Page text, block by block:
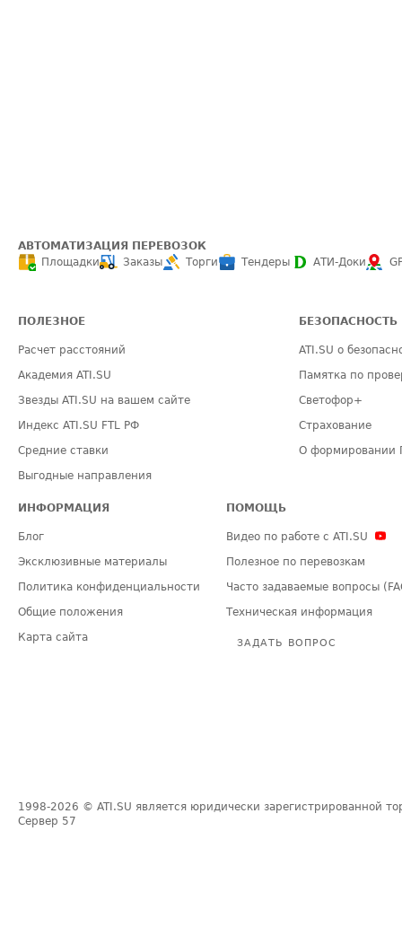
АВТОМАТИЗАЦИЯ ПЕРЕВОЗОК
Площадки
Заказы Торги Тендеры АТИ-Доки
ПОЛЕЗНОЕ
Расчет расстояний
Академия ATI.SU
Звезды ATI.SU на вашем сайте
Индекс ATI.SU FTL РФ
Средние ставки
Выгодные направления
БЕЗОПАСНОСТЬ
ATI.SU о
Памятка по
Светофор+
Страхование
О формировании
ИНФОРМАЦИЯ
Блог
Эксклюзивные материалы
Политика конфиденциальности
Общие положения
Карта сайта
ПОМОЩЬ
Видео по работе с ATI.SU
Полезное по перевозкам
Часто задаваемые вопросы
Техническая информация
ЗАДАТЬ ВОПРОС
1998-2026 © ATI.SU является юридически зарегистрированной
Сервер 57